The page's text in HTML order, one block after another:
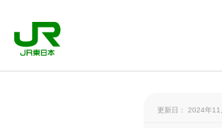
更新日： 2024年11